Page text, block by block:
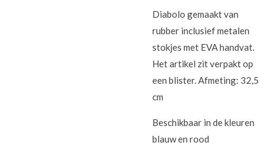
Diabolo gemaakt van
rubber inclusief metalen
stokjes met EVA handvat.
Het artikel zit verpakt op
een blister. Afmeting: 32,5
cm
Beschikbaar in de kleuren
blauw en rood